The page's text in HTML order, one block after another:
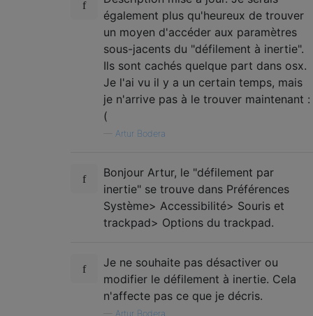
également plus qu'heureux de trouver
un moyen d'accéder aux paramètres
sous-jacents du "défilement à inertie".
Ils sont cachés quelque part dans osx.
Je l'ai vu il y a un certain temps, mais
je n'arrive pas à le trouver maintenant :
(
Artur Bodera
Bonjour Artur, le "défilement par
inertie" se trouve dans Préférences
Système> Accessibilité> Souris et
trackpad> Options du trackpad.
Je ne souhaite pas désactiver ou
modifier le défilement à inertie. Cela
n'affecte pas ce que je décris.
Artur Bodera